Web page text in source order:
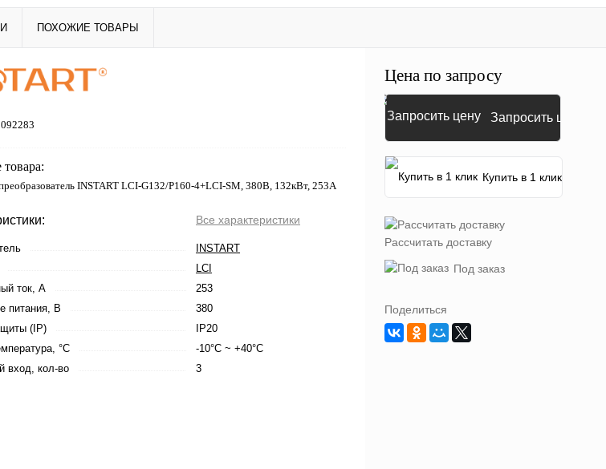
ПОХОЖИЕ ТОВАРЫ
INSTART LCI-G132/P160-4+LCI-SM, 380В, 132кВт, 253А
Все характеристики
INSTART
LCI
ток, А
253
питания, В
380
(IP)
IP20
°С
-10°C ~ +40°C
вход, кол-во
3
Цена по запросу
Запросить цену
Купить в 1 клик
Рассчитать доставку
Под заказ
Поделиться